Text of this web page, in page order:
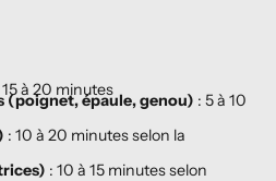
à 20 minutes
épaule, genou) : 5 à 10
: 10 à 20 minutes selon la
: 10 à 15 minutes selon